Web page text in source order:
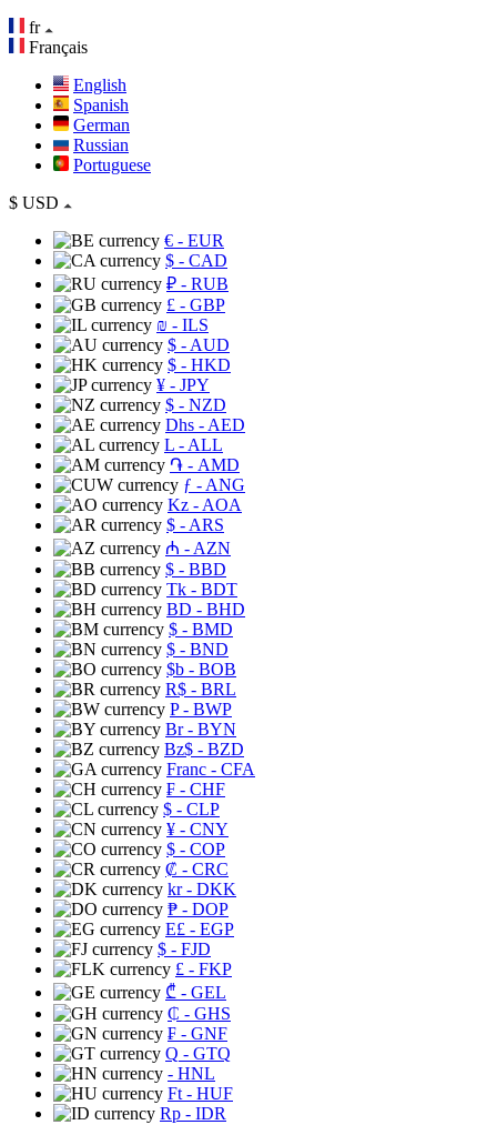
fr
Français
English
Spanish
German
Russian
Portuguese
$ USD
€ - EUR
$ - CAD
₽ - RUB
£ - GBP
₪ - ILS
$ - AUD
$ - HKD
¥ - JPY
$ - NZD
Dhs - AED
L - ALL
֏ - AMD
ƒ - ANG
Kz - AOA
$ - ARS
₼ - AZN
$ - BBD
Tk - BDT
BD - BHD
$ - BMD
$ - BND
$b - BOB
R$ - BRL
P- BWP
Br- BYN
Bz$ - BZD
Franc - CFA
₣ - CHF
$ - CLP
¥ - CNY
$ - COP
₡ - CRC
kr- DKK
₱ - DOP
E£ - EGP
$ - FJD
£ - FKP
₾ - GEL
₵ - GHS
₣ - GNF
Q - GTQ
- HNL
Ft - HUF
Rp - IDR